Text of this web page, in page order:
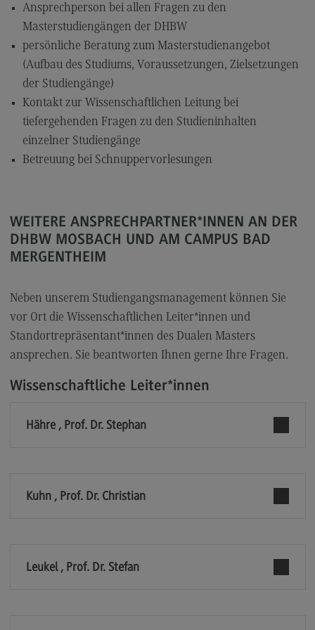
Modulangebot
Berufsperspektiven
Kontakt
Digital Business Management
Digital Business Management
Modulangebot
Berufsperspektiven
Digitalisierung in der Sozialen Arbeit
Digitalisierung in der Sozialen Arbeit
Berufsperspektiven
Kontakt
Elektrotechnik und Informationstechnik
(External link)
Rahmenbedingungen
Entrepreneurship
Ansprechperson bei allen Fragen zu den
Masterstudiengängen der DHBW
persönliche Beratung zum Masterstudienangebot
(Aufbau des Studiums, Voraussetzungen, Zielsetzungen
der Studiengänge)
Kontakt zur Wissenschaftlichen Leitung bei
tiefergehenden Fragen zu den Studieninhalten
einzelner Studiengänge
Betreuung bei Schnuppervorlesungen
WEITERE ANSPRECHPARTNER*INNEN AN DER
DHBW MOSBACH UND AM CAMPUS BAD
MERGENTHEIM
Neben unserem Studiengangsmanagement können Sie
vor Ort die Wissenschaftlichen Leiter*innen und
Standortrepräsentant*innen des Dualen Masters
ansprechen. Sie beantworten Ihnen gerne Ihre Fragen.
Wissenschaftliche Leiter*innen
Hähre , Prof. Dr. Stephan
Kuhn , Prof. Dr. Christian
Leukel , Prof. Dr. Stefan